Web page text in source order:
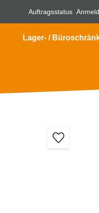
Auftragsstatus
Lager- /